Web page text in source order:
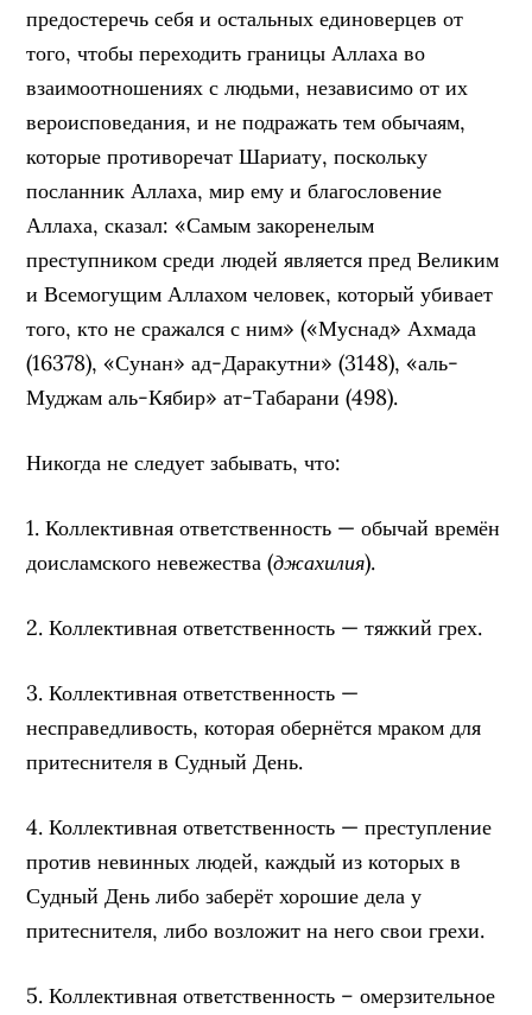
предостеречь себя и остальных единоверцев от
того, чтобы переходить границы Аллаха во
взаимоотношениях с людьми, независимо от их
вероисповедания, и не подражать тем обычаям,
которые противоречат Шариату, поскольку
посланник Аллаха, мир ему и благословение
Аллаха, сказал: «Самым закоренелым
преступником среди людей является пред Великим
и Всемогущим Аллахом человек, который убивает
того, кто не сражался с ним» («Муснад» Ахмада
(16378), «Сунан» ад-Даракутни» (3148), «аль-
Муджам аль-Кябир» ат-Табарани (498).
Никогда не следует забывать, что:
1. Коллективная ответственность — обычай времён
доисламского невежества (джахилия).
2. Коллективная ответственность — тяжкий грех.
3. Коллективная ответственность —
несправедливость, которая обернётся мраком для
притеснителя в Судный День.
4. Коллективная ответственность — преступление
против невинных людей, каждый из которых в
Судный День либо заберёт хорошие дела у
притеснителя, либо возложит на него свои грехи.
5. Коллективная ответственность – омерзительное